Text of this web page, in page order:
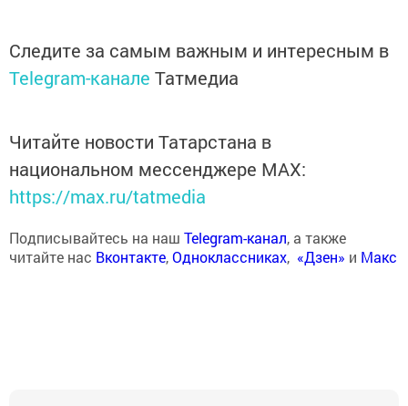
Следите за самым важным и интересным в
Telegram-канале Татмедиа
Читайте новости Татарстана в
национальном мессенджере MАХ:
https://max.ru/tatmedia
Подписывайтесь на наш Telegram-канал, а также
читайте нас Вконтакте,Одноклассниках, «Дзен» и Макс